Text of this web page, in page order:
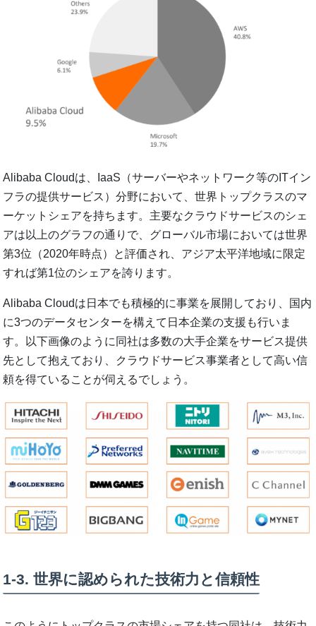
Alibaba Cloudは、IaaS（サーバーやネットワーク等のITイン
フラの提供サービス）分野において、世界トップクラスのマ
ーケットシェアを持ちます。主要なクラウドサービスのシェ
アは以上のグラフの通りで、グローバル市場においては世界
第3位（2020年時点）と評価され、アジア太平洋地域に限定
すれば第1位のシェアを誇ります。
Alibaba Cloudは日本でも積極的に事業を展開しており、国内
に3つのデータセンターを構えて日本企業の支援も行いま
す。以下画像のように同社は多数の大手企業をサービス提供
先として抱えており、クラウドサービス事業者として高い信
頼を得ていることが伺えるでしょう。
1-3. 世界に認められた技術力と信頼性